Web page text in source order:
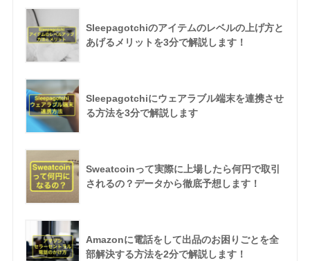
Sleepagotchiのアイテムのレベルの上げ方と
あげるメリットを3分で解説します！
Sleepagotchiにウェアラブル端末を連携させ
る方法を3分で解説します
Sweatcoinって実際に上場したら何円で取引
されるの？データから徹底予想します！
Amazonに電話をして出品のお困りごとを全
部解決する方法を2分で解説します！